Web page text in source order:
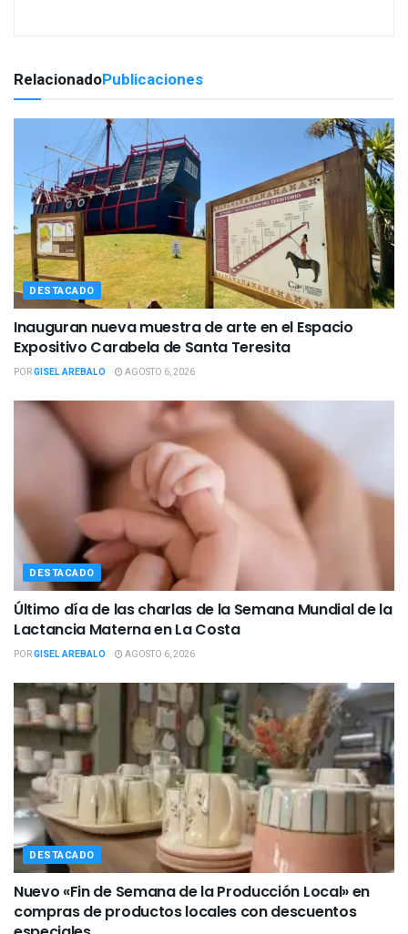
RelacionadoPublicaciones
DESTACADO
Inauguran nueva muestra de arte en el Espacio
Expositivo Carabela de Santa Teresita
PORGISEL AREBALO AGOSTO 6, 2026
DESTACADO
Último día de las charlas de la Semana Mundial de la
Lactancia Materna en La Costa
PORGISEL AREBALO AGOSTO 6, 2026
DESTACADO
Nuevo «Fin de Semana de la Producción Local» en
compras de productos locales con descuentos